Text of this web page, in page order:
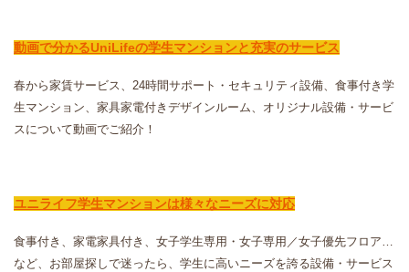
動画で分かるUniLifeの学生マンションと充実のサービス
春から家賃サービス、24時間サポート・セキュリティ設備、食事付き学
生マンション、家具家電付きデザインルーム、オリジナル設備・サービ
スについて動画でご紹介！
ユニライフ学生マンションは様々なニーズに対応
食事付き、家電家具付き、女子学生専用・女子専用／女子優先フロア…
など、お部屋探しで迷ったら、学生に高いニーズを誇る設備・サービス